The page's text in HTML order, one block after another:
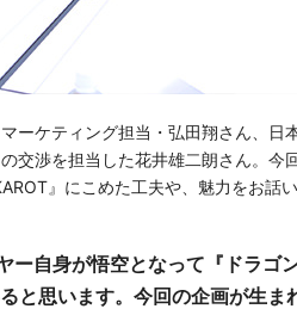
ーケティング担当・弘田翔さん、日
交渉を担当した花井雄二朗さん。今
』にこめた工夫や、魅力をお話
自身が悟空となって『ドラゴ
思います。今回の企画が生ま